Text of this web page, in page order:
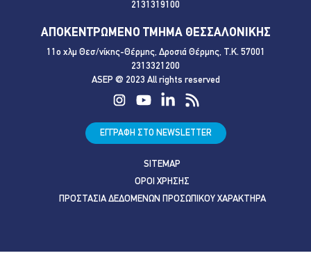
2131319100
ΑΠΟΚΕΝΤΡΩΜΕΝΟ ΤΜΗΜΑ ΘΕΣΣΑΛΟΝΙΚΗΣ
11ο χλμ Θεσ/νίκης-Θέρμης, Δροσιά Θέρμης, Τ.Κ. 57001
2313321200
ASEP @ 2023 All rights reserved
ΕΓΓΡΑΦΗ ΣΤΟ NEWSLETTER
SITEMAP
ΟΡΟΙ ΧΡΗΣΗΣ
ΠΡΟΣΤΑΣΙΑ ΔΕΔΟΜΕΝΩΝ ΠΡΟΣΩΠΙΚΟΥ ΧΑΡΑΚΤΗΡΑ